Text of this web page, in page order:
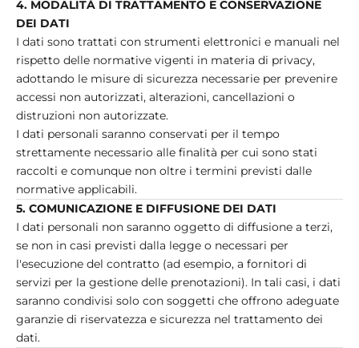
4. MODALITÀ DI TRATTAMENTO E CONSERVAZIONE
DEI DATI
I dati sono trattati con strumenti elettronici e manuali nel
rispetto delle normative vigenti in materia di privacy,
adottando le misure di sicurezza necessarie per prevenire
accessi non autorizzati, alterazioni, cancellazioni o
distruzioni non autorizzate.
I dati personali saranno conservati per il tempo
strettamente necessario alle finalità per cui sono stati
raccolti e comunque non oltre i termini previsti dalle
normative applicabili.
5. COMUNICAZIONE E DIFFUSIONE DEI DATI
I dati personali non saranno oggetto di diffusione a terzi,
se non in casi previsti dalla legge o necessari per
l'esecuzione del contratto (ad esempio, a fornitori di
servizi per la gestione delle prenotazioni). In tali casi, i dati
saranno condivisi solo con soggetti che offrono adeguate
garanzie di riservatezza e sicurezza nel trattamento dei
dati.